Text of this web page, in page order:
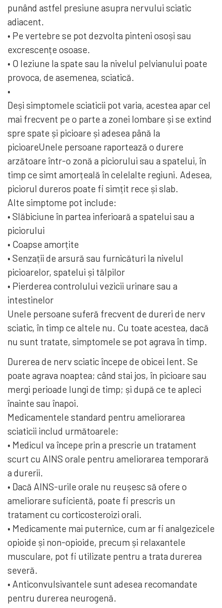
punând astfel presiune asupra nervului sciatic
adiacent.
• Pe vertebre se pot dezvolta pinteni osoși sau
excrescențe osoase.
• O leziune la spate sau la nivelul pelvianului poate
provoca, de asemenea, sciatică.
•
Deși simptomele sciaticii pot varia, acestea apar cel
mai frecvent pe o parte a zonei lombare și se extind
spre spate și picioare și adesea până la
picioareUnele persoane raportează o durere
arzătoare într-o zonă a piciorului sau a spatelui, în
timp ce simt amorțeală în celelalte regiuni. Adesea,
piciorul dureros poate fi simțit rece și slab.
Alte simptome pot include:
• Slăbiciune în partea inferioară a spatelui sau a
piciorului
• Coapse amorțite
• Senzații de arsură sau furnicături la nivelul
picioarelor, spatelui și tălpilor
• Pierderea controlului vezicii urinare sau a
intestinelor
Unele persoane suferă frecvent de dureri de nerv
sciatic, în timp ce altele nu. Cu toate acestea, dacă
nu sunt tratate, simptomele se pot agrava în timp.
Durerea de nerv sciatic începe de obicei lent. Se
poate agrava noaptea; când stai jos, în picioare sau
mergi perioade lungi de timp; și după ce te apleci
înainte sau înapoi.
Medicamentele standard pentru ameliorarea
sciaticii includ următoarele:
• Medicul va începe prin a prescrie un tratament
scurt cu AINS orale pentru ameliorarea temporară
a durerii.
• Dacă AINS-urile orale nu reușesc să ofere o
ameliorare suficientă, poate fi prescris un
tratament cu corticosteroizi orali.
• Medicamente mai puternice, cum ar fi analgezicele
opioide și non-opioide, precum și relaxantele
musculare, pot fi utilizate pentru a trata durerea
severă.
• Anticonvulsivantele sunt adesea recomandate
pentru durerea neurogenă.